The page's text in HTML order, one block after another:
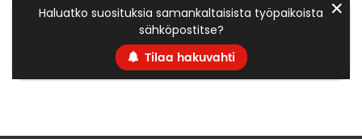
Haluatko suosituksia samankaltaisista työpaikoista
sähköpostitse?
Tilaa hakuvahti
✕